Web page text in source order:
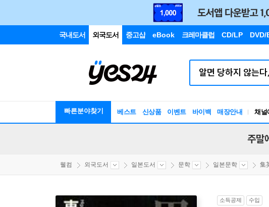
국내도서 외국도서 중고샵 eBook 크레마클럽 CD/LP DVD/
빠른분야찾기 베스트 신상품 이벤트 바이백 매장안내 채널
주말
웰컴 외국도서 일본도서 문학 일본문학 集
소득공제 수입